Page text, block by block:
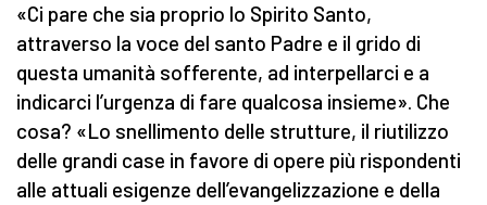
«Ci pare che sia proprio lo Spirito Santo,
attraverso la voce del santo Padre e il grido di
questa umanità sofferente, ad interpellarci e a
indicarci l’urgenza di fare qualcosa insieme». Che
cosa? «Lo snellimento delle strutture, il riutilizzo
delle grandi case in favore di opere più rispondenti
alle attuali esigenze dell’evangelizzazione e della